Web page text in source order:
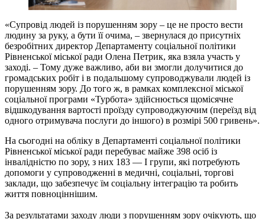
«Супровід людей із порушенням зору – це не просто вести
людину за руку, а бути її очима, – звернулася до присутніх
безробітних директор Департаменту соціальної політики
Рівненської міської ради Олена Петрик, яка взяла участь у
заході. – Тому дуже важливо, аби ви змогли долучитися до
громадських робіт і в подальшому супроводжували людей із
порушенням зору. До того ж, в рамках комплексної міської
соціальної програми «Турбота» здійснюється щомісячне
відшкодування вартості проїзду супроводжуючим (переїзд від
одного отримувача послуги до іншого) в розмірі 500 гривень».
На сьогодні на обліку в Департаменті соціальної політики
Рівненської міської ради перебуває майже 398 осіб із
інвалідністю по зору, з них 183 — І групи, які потребують
допомоги у супроводженні в медичні, соціальні, торгові
заклади, що забезпечує їм соціальну інтеграцію та робить
життя повноціннішим.
За результатами заходу люди з порушенням зору очікують, що